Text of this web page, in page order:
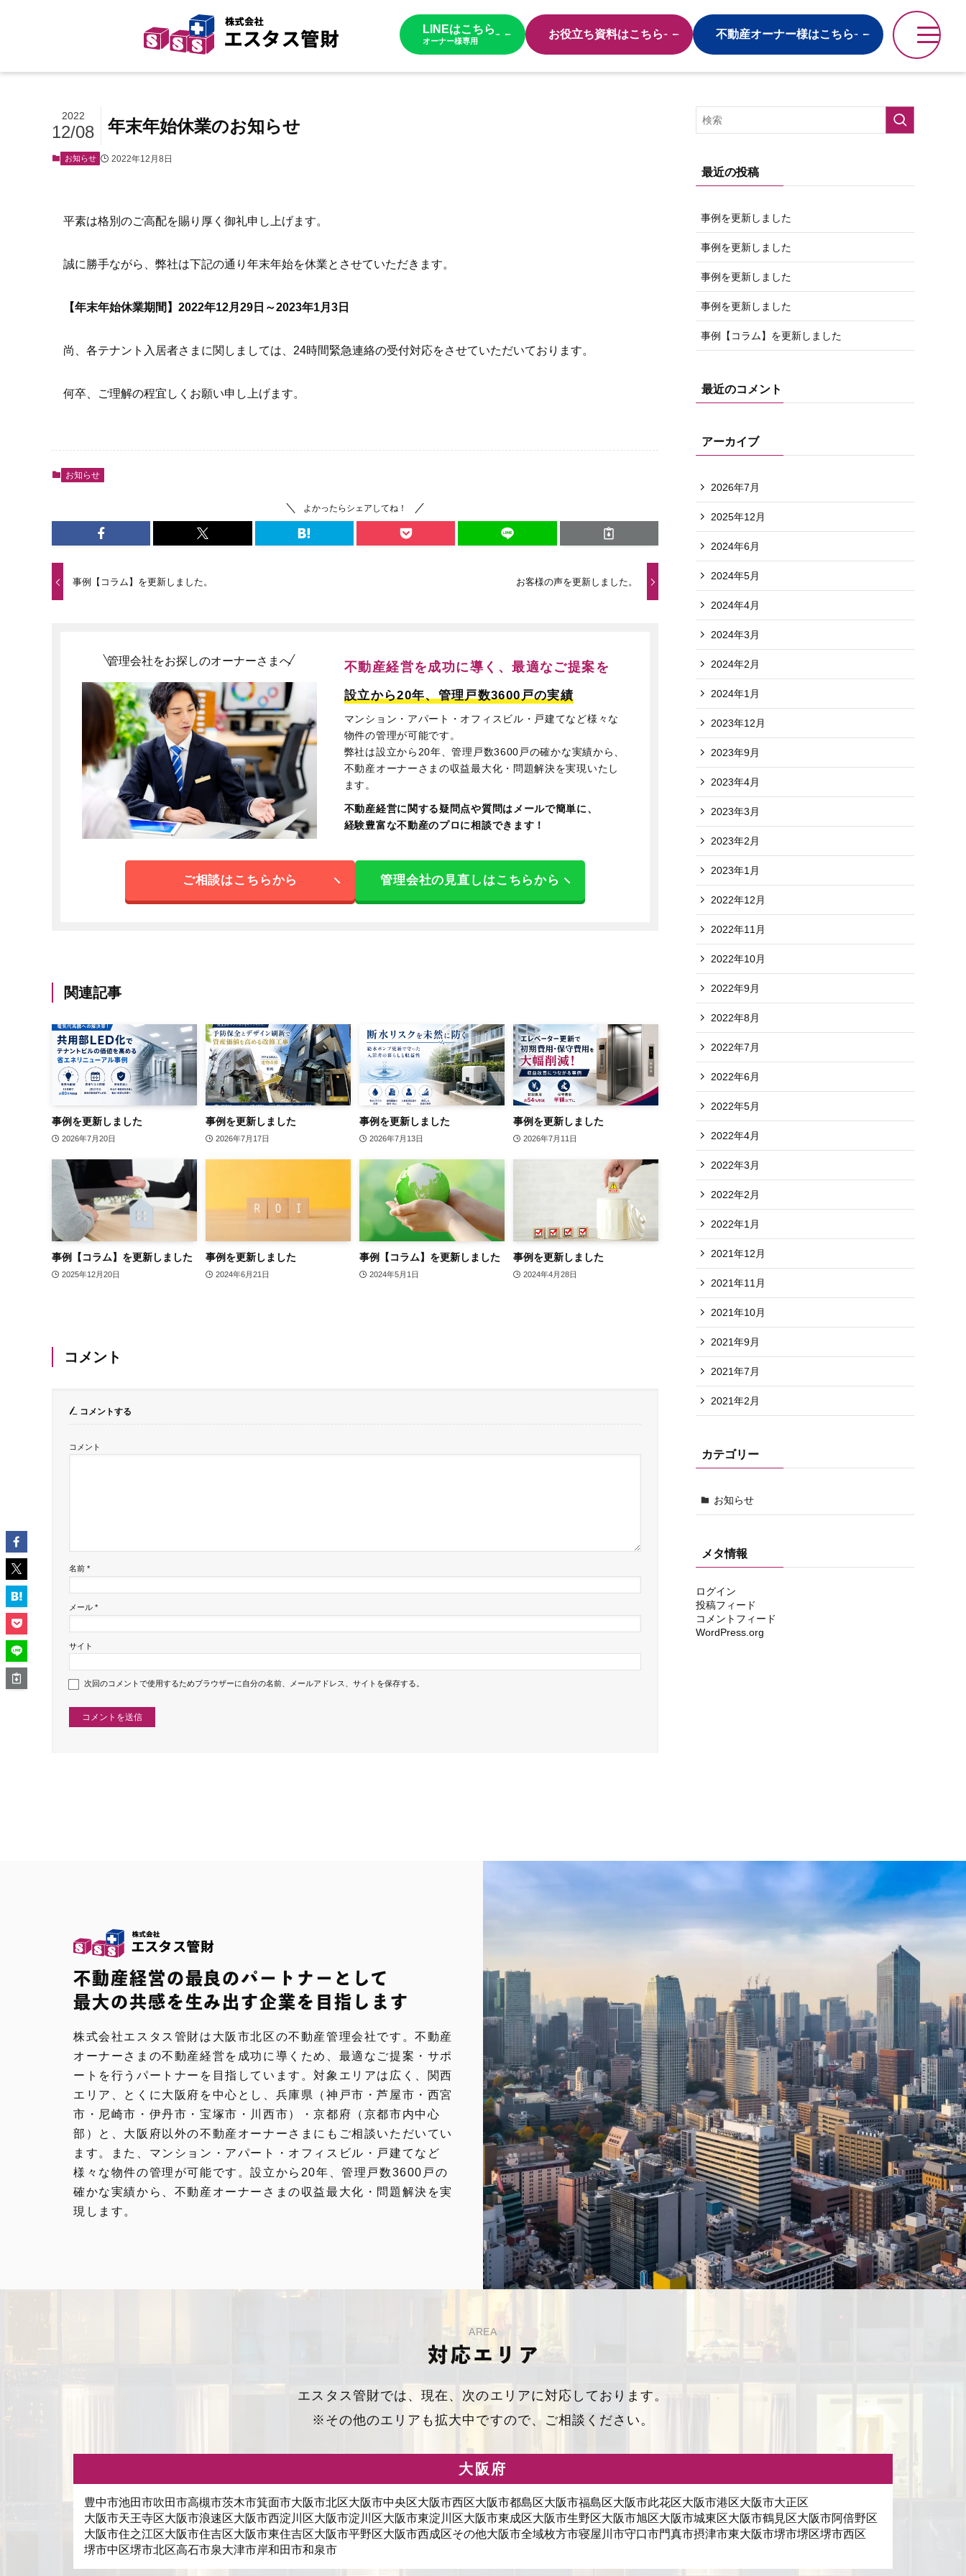
LINEはこちら
オーナー様専用
お役立ち資料はこちら 不動産オーナー様はこちら
年末年始休業のお知らせ
2022
12/08
お知らせ 2022年12月8日
平素は格別のご高配を賜り厚く御礼申し上げます。
誠に勝手ながら、弊社は下記の通り年末年始を休業とさせていただきます。
【年末年始休業期間】2022年12月29日～2023年1月3日
尚、各テナント入居者さまに関しましては、24時間緊急連絡の受付対応をさせていただいております。
何卒、ご理解の程宜しくお願い申し上げます。
お知らせ
よかったらシェアしてね！
事例【コラム】を更新しました。 お客様の声を更新しました。
管理会社をお探しのオーナーさまへ 不動産経営を成功に導く、最適なご提案を
設立から20年、管理戸数3600戸の実績
マンション・アパート・オフィスビル・戸建てなど様々な
物件の管理が可能です。
弊社は設立から20年、管理戸数3600戸の確かな実績から、
不動産オーナーさまの収益最大化・問題解決を実現いたし
ます。
不動産経営に関する疑問点や質問はメールで簡単に、
経験豊富な不動産のプロに相談できます！
ご相談はこちらから 管理会社の見直しはこちらから
関連記事
事例を更新しました
2026年7月20日
事例を更新しました
2026年7月17日
事例を更新しました
2026年7月13日
事例を更新しました
2026年7月11日
事例【コラム】を更新しました
2025年12月20日
事例を更新しました
2024年6月21日
事例【コラム】を更新しました
2024年5月1日
事例を更新しました
2024年4月28日
コメント
コメントする
コメント
名前 *
メール *
サイト
次回のコメントで使用するためブラウザーに自分の名前、メールアドレス、サイトを保存する。
最近の投稿
事例を更新しました
事例を更新しました
事例を更新しました
事例を更新しました
事例【コラム】を更新しました
最近のコメント
アーカイブ
2026年7月
2025年12月
2024年6月
2024年5月
2024年4月
2024年3月
2024年2月
2024年1月
2023年12月
2023年9月
2023年4月
2023年3月
2023年2月
2023年1月
2022年12月
2022年11月
2022年10月
2022年9月
2022年8月
2022年7月
2022年6月
2022年5月
2022年4月
2022年3月
2022年2月
2022年1月
2021年12月
2021年11月
2021年10月
2021年9月
2021年7月
2021年2月
カテゴリー
お知らせ
メタ情報
ログイン
投稿フィード
コメントフィード
WordPress.org
不動産経営の最良のパートナーとして
最大の共感を生み出す企業を目指します
株式会社エスタス管財は大阪市北区の不動産管理会社です。不動産
オーナーさまの不動産経営を成功に導くため、最適なご提案・サポ
ートを行うパートナーを目指しています。対象エリアは広く、関西
エリア、とくに大阪府を中心とし、兵庫県（神戸市・芦屋市・西宮
市・尼崎市・伊丹市・宝塚市・川西市）・京都府（京都市内中心
部）と、大阪府以外の不動産オーナーさまにもご相談いただいてい
ます。また、マンション・アパート・オフィスビル・戸建てなど
様々な物件の管理が可能です。設立から20年、管理戸数3600戸の
確かな実績から、不動産オーナーさまの収益最大化・問題解決を実
現します。
AREA
対応エリア
エスタス管財では、現在、次のエリアに対応しております。
※その他のエリアも拡大中ですので、ご相談ください。
大阪府
豊中市池田市吹田市高槻市茨木市箕面市大阪市北区大阪市中央区大阪市西区大阪市都島区大阪市福島区大阪市此花区大阪市港区大阪市大正区
大阪市天王寺区大阪市浪速区大阪市西淀川区大阪市淀川区大阪市東淀川区大阪市東成区大阪市生野区大阪市旭区大阪市城東区大阪市鶴見区大阪市阿倍野区
大阪市住之江区大阪市住吉区大阪市東住吉区大阪市平野区大阪市西成区その他大阪市全域枚方市寝屋川市守口市門真市摂津市東大阪市堺市堺区堺市西区
堺市中区堺市北区高石市泉大津市岸和田市和泉市